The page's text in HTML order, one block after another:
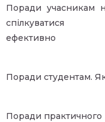
Поради учасникам
спілкуватися
ефективно
Поради студентам.
Поради практичного